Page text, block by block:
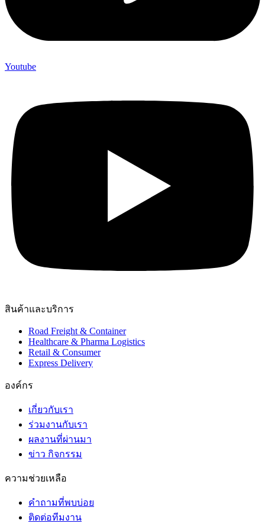
Youtube
สินค้าและบริการ
Road Freight & Container
Healthcare & Pharma Logistics
Retail & Consumer
Express Delivery
องค์กร​
เกี่ยวกับเรา
ร่วมงานกับเรา
ผลงานที่ผ่านมา
ข่าว กิจกรรม
ความช่วยเหลือ
คำถามที่พบบ่อย
ติดต่อทีมงาน